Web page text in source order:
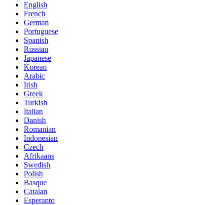
English
French
German
Portuguese
Spanish
Russian
Japanese
Korean
Arabic
Irish
Greek
Turkish
Italian
Danish
Romanian
Indonesian
Czech
Afrikaans
Swedish
Polish
Basque
Catalan
Esperanto